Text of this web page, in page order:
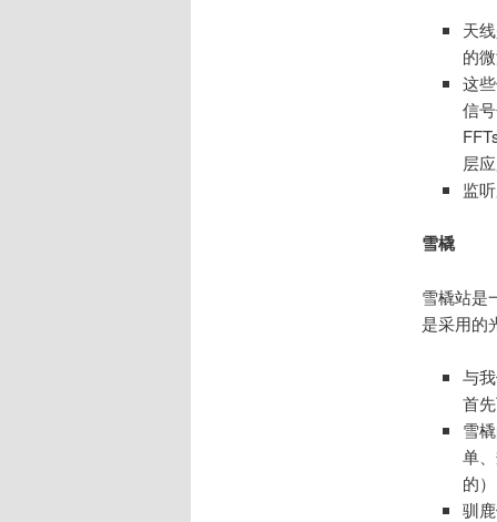
天
的
这
信
层
监
雪橇
雪橇站是
是采用的
与
首
雪
单
的）
驯